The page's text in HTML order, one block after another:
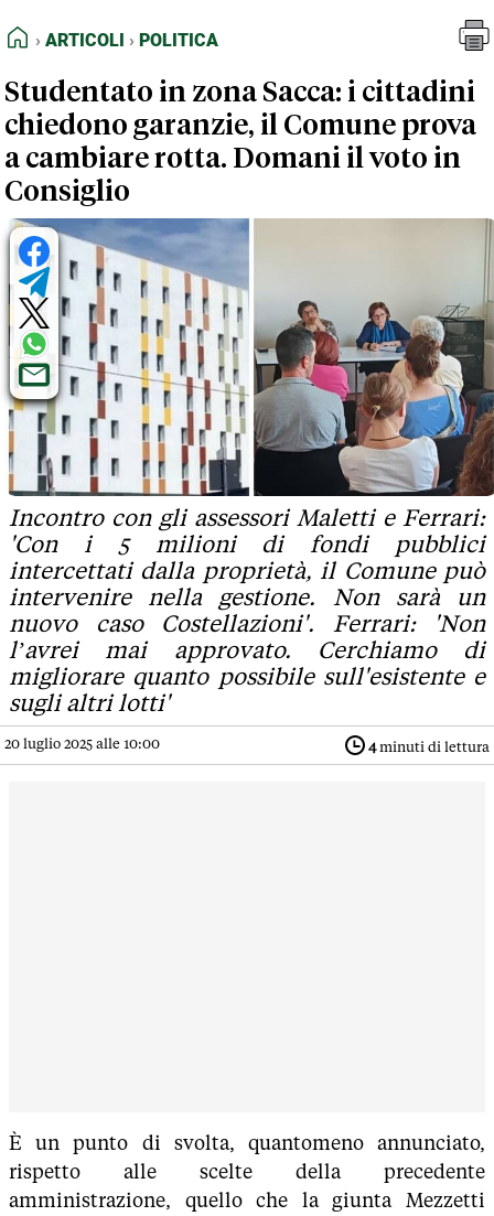
FEED RSS
NORMATIVE DEONTOLOGICHE
TERMINI e CONDIZIONI
HOME
ARTICOLI POLITICA
Studentato in zona Sacca: i cittadini
chiedono garanzie, il Comune prova
a cambiare rotta. Domani il voto in
Consiglio
Incontro con gli assessori Maletti e Ferrari:
'Con i 5 milioni di fondi pubblici
intercettati dalla proprietà, il Comune può
intervenire nella gestione. Non sarà un
nuovo caso Costellazioni'. Ferrari: 'Non
l’avrei mai approvato. Cerchiamo di
migliorare quanto possibile sull'esistente e
sugli altri lotti'
20 luglio 2025 alle 10:00 4minuti di lettura
È un punto di svolta, quantomeno annunciato,
rispetto alle scelte della precedente
amministrazione, quello che la giunta Mezzetti